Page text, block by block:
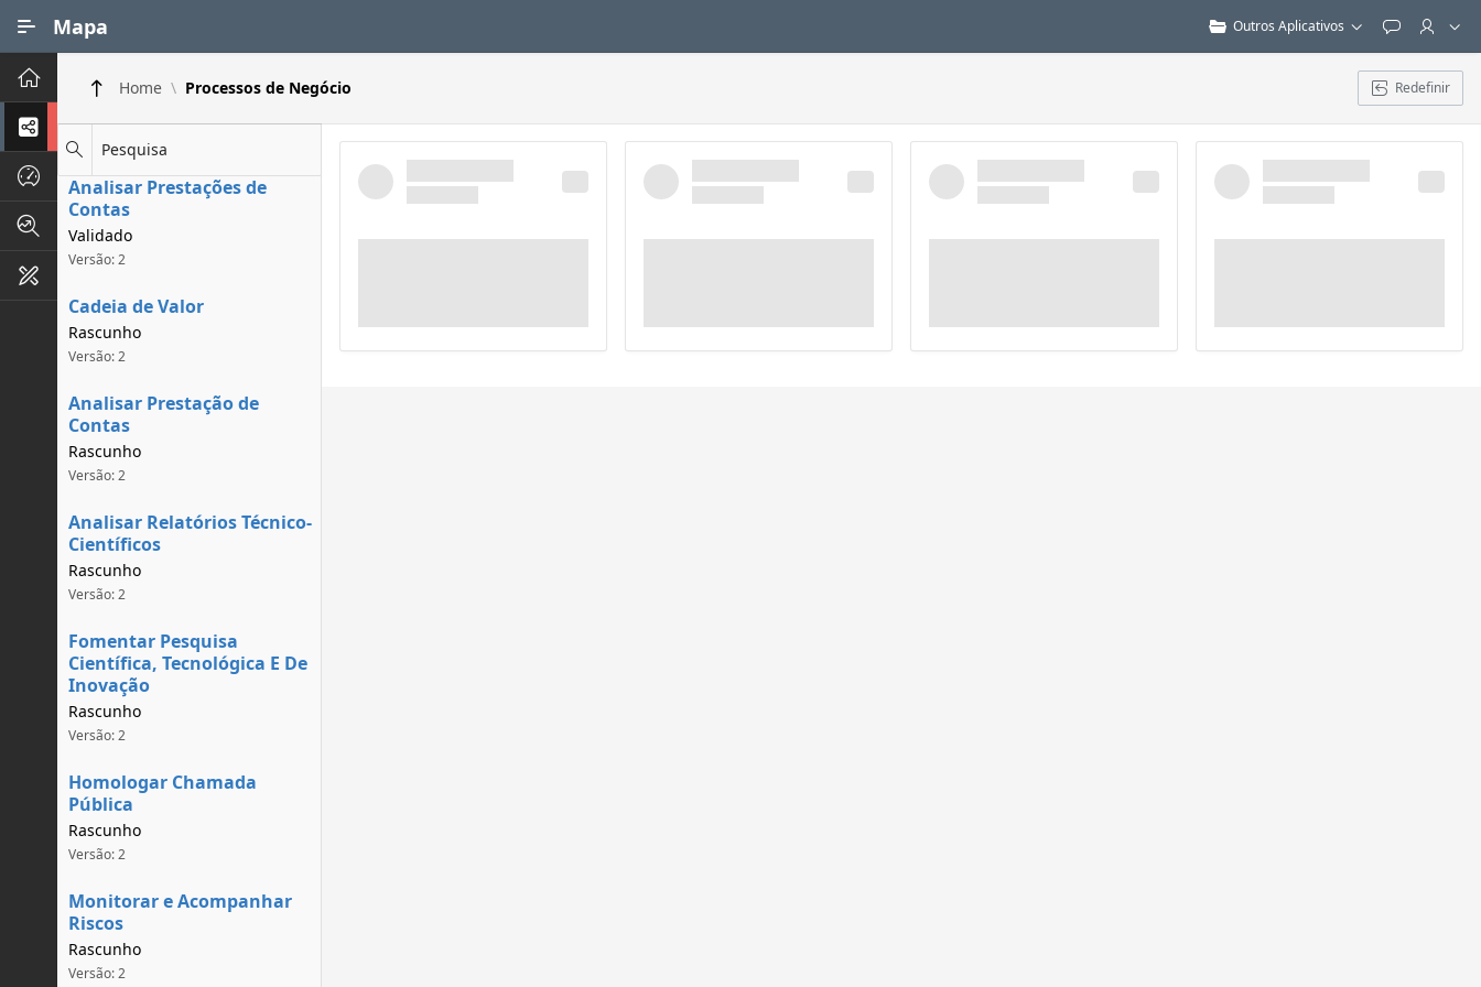
Mapa Outros Aplicativos Feedback
Processos de Negócios
Dados INPI
Home Processos de Negócio Redefinir
Pesquisa
Analisar Prestações de
Contas
Validado
Versão: 2
Cadeia de Valor
Rascunho
Versão: 2
Analisar Prestação de
Contas
Rascunho
Versão: 2
Analisar Relatórios Técnico-
Científicos
Rascunho
Versão: 2
Fomentar Pesquisa
Científica, Tecnológica E De
Inovação
Rascunho
Versão: 2
Homologar Chamada
Pública
Rascunho
Versão: 2
Monitorar e Acompanhar
Riscos
Rascunho
Versão: 2